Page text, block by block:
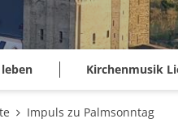
Kirchenmusik
Impuls zu Palmsonntag